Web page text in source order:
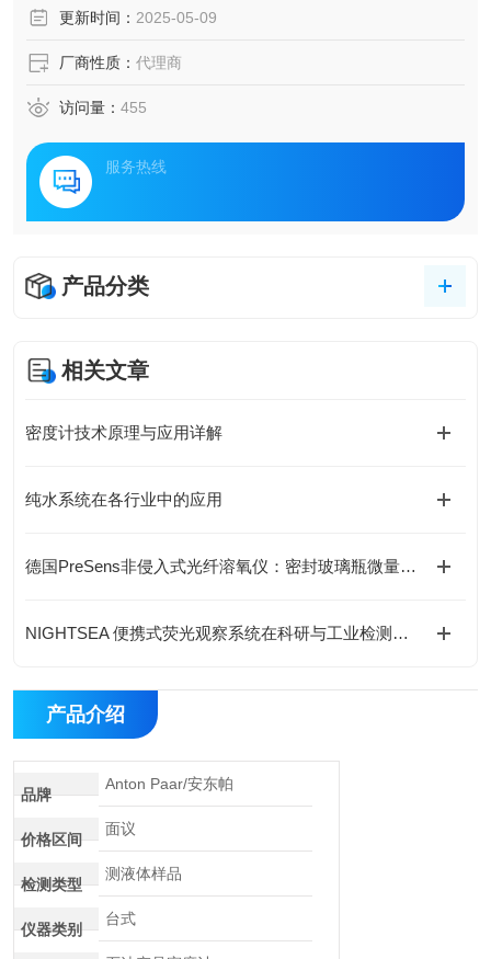
更新时间： 2025-05-09
厂商性质： 代理商
访问量： 455
服务热线
产品分类
相关文章
密度计技术原理与应用详解
纯水系统在各行业中的应用
德国PreSens非侵入式光纤溶氧仪：密封玻璃瓶微量测氧分析仪
NIGHTSEA 便携式荧光观察系统在科研与工业检测中的应用
产品介绍
品牌
Anton Paar/安东帕
价格区间
面议
检测类型
测液体样品
仪器类别
台式